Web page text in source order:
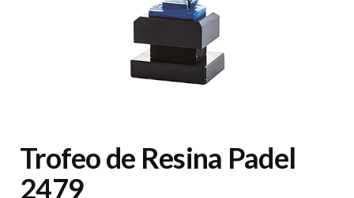
Trofeo de Resina Padel
2479